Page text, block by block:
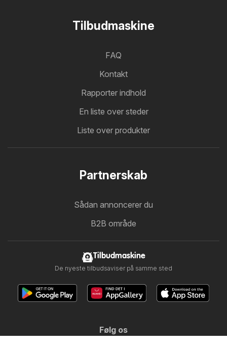
Tilbudmaskine
FAQ
Kontakt
Rapporter indhold
En liste over steder
Liste over produkter
Partnerskab
Sådan annoncerer du
B2B område
Tilbudmaskine
De nyeste tilbudsaviser på samme sted
Følg os